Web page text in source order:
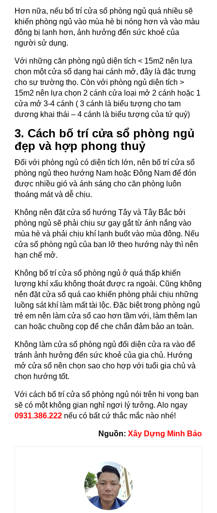
Hơn nữa, nếu bố trí cửa sổ phòng ngủ quá nhiều sẽ
khiến phòng ngủ vào mùa hè bị nóng hơn và vào màu
đông bị lạnh hơn, ảnh hưởng đến sức khoẻ của
người sử dụng.
Với những căn phòng ngủ diện tích < 15m2 nên lựa
chọn một cửa sổ dạng hai cánh mở, đây là đặc trưng
cho sự trường thọ. Còn với phòng ngủ diện tích >
15m2 nên lựa chọn 2 cánh cửa loại mở 2 cánh hoặc 1
cửa mở 3-4 cánh ( 3 cánh là biểu tượng cho tam
dương khai thái – 4 cánh là biểu tượng của tứ quý)
3. Cách bố trí cửa sổ phòng ngủ
đẹp và hợp phong thuỷ
Đối với phòng ngủ có diện tích lớn, nên bố trí cửa sổ
phòng ngủ theo hướng Nam hoặc Đông Nam để đón
được nhiều gió và ánh sáng cho căn phòng luôn
thoáng mát và dễ chịu.
Không nên đặt cửa sổ hướng Tây và Tây Bắc bởi
phòng ngủ sẽ phải chịu sự gay gắt từ ánh nắng vào
mùa hè và phải chịu khí lạnh buốt vào mùa đông. Nếu
cửa sổ phòng ngủ của bạn lỡ theo hướng này thì nên
hạn chế mở.
Không bố trí cửa sổ phòng ngủ ở quá thấp khiến
lượng khí xấu không thoát được ra ngoài. Cũng không
nên đặt cửa sổ quá cao khiến phòng phải chịu những
luồng sát khí làm mất tài lộc. Đặc biệt trong phòng ngủ
trẻ em nên làm cửa sổ cao hơn tầm với, làm thêm lan
can hoặc chuồng cọp để che chắn đảm bảo an toàn.
Không làm cửa sổ phòng ngủ đối diện cửa ra vào để
tránh ảnh hưởng đến sức khoẻ của gia chủ. Hướng
mở cửa sổ nên chọn sao cho hợp với tuổi gia chủ và
chọn hướng tốt.
Với cách bố trí cửa sổ phòng ngủ nói trên hi vọng bạn
sẽ có một không gian nghỉ ngơi lý tưởng. Alo ngay
0931.386.222 nếu có bất cứ thắc mắc nào nhé!
Nguồn: Xây Dựng Minh Bảo